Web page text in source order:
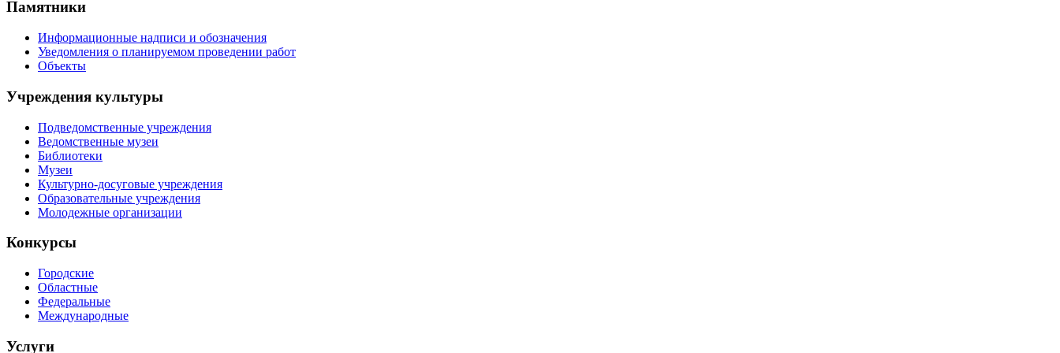
Памятники
Информационные надписи и обозначения
Уведомления о планируемом проведении работ
Объекты
Учреждения культуры
Подведомственные учреждения
Ведомственные музеи
Библиотеки
Музеи
Культурно-досуговые учреждения
Образовательные учреждения
Молодежные организации
Конкурсы
Городские
Областные
Федеральные
Международные
Услуги